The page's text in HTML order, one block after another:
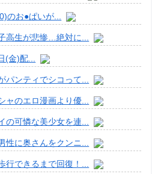
のお●ぱいが...
高生が悲惨…絶対に...
(金)配...
パンティでシコって...
ャのエロ漫画より優...
の可憐な美少女を連...
性に奥さんをクンニ...
行できるまで回復！...